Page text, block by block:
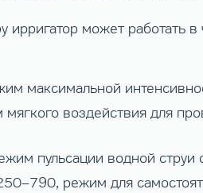
ирригатор может работать
максимальной
воздействия для
пульсации водной
режим для